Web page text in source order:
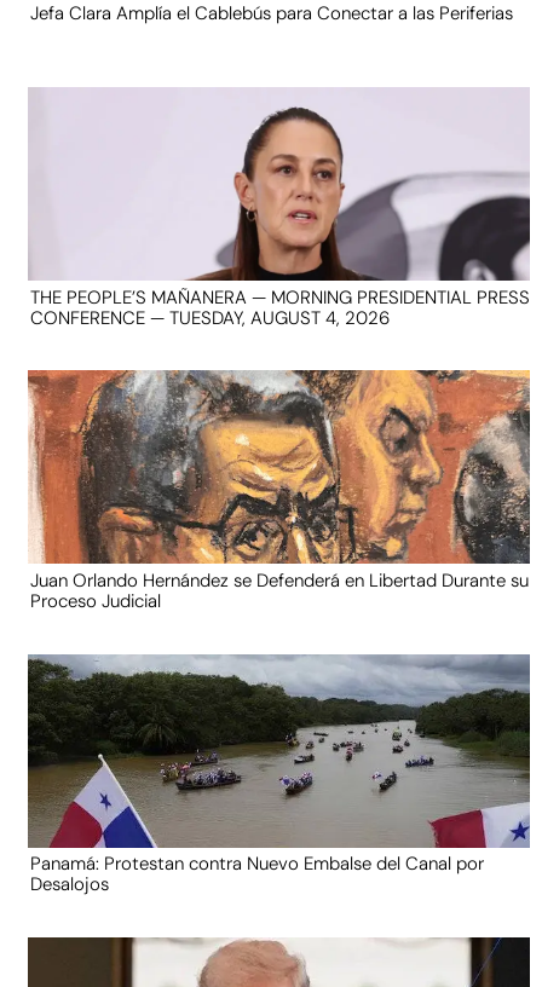
Jefa Clara Amplía el Cablebús para Conectar a las Periferias
THE PEOPLE’S MAÑANERA — MORNING PRESIDENTIAL PRESS
CONFERENCE — TUESDAY, AUGUST 4, 2026
Juan Orlando Hernández se Defenderá en Libertad Durante su
Proceso Judicial
Panamá: Protestan contra Nuevo Embalse del Canal por
Desalojos